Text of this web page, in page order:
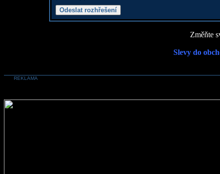
Změňte
Slevy do
REKLAMA